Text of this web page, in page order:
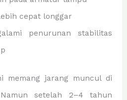
cepat longgar
penurunan stabilitas
memang jarang muncul di
setelah 2–4 tahun